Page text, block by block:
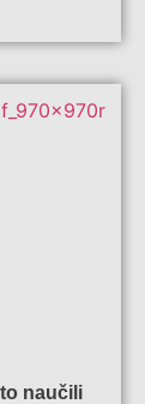
naučili